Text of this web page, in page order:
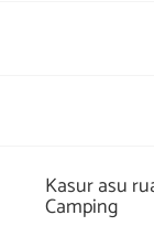
Kasur asu
Camping